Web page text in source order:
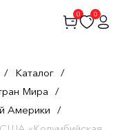
0 0
/ Каталог /
Мира /
Америки /